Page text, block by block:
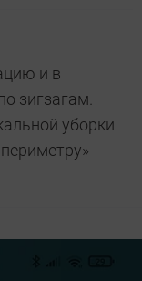
и в
зигзагам.
уборки